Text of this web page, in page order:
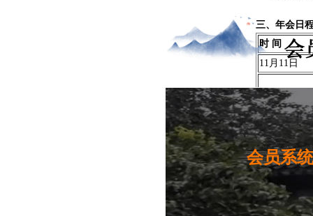
三、年会日
时 间
11月11日
11月12日
11月13日
11月14日
四、时间地
（一）报
会员系统